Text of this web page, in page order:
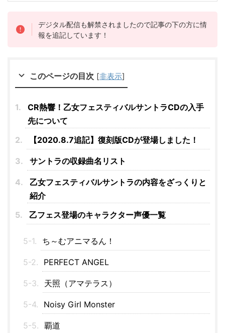
デジタル配信も解禁されましたので記事の下の方に情
報を追記しています！
このページの目次 [非表示]
CR熱響！乙女フェスティバルサントラCDの入手
先について
【2020.8.7追記】復刻版CDが登場しました！
サントラの収録曲名リスト
乙女フェスティバルサントラの内容をざっくりと
紹介
乙フェス登場のキャラクター声優一覧
ち～むアニマるん！
PERFECT ANGEL
天照（アマテラス）
Noisy Girl Monster
覇道